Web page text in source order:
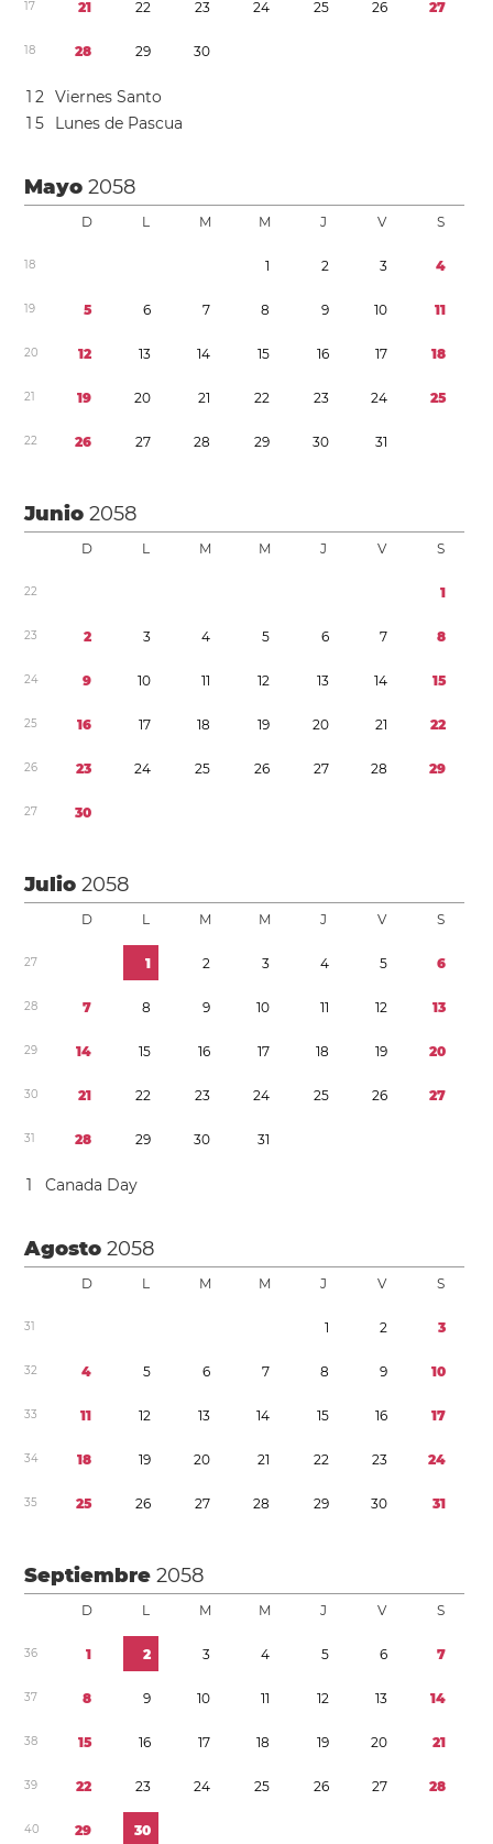
17 21 22 23 24 25 26 27
18 28 29 30
1 2 Viernes Santo
1 5 Lunes de Pascua
Mayo2058
D L M M J V S
18 1 2 3 4
19 5 6 7 8 9 10 11
20 12 13 14 15 16 17 18
21 19 20 21 22 23 24 25
22 26 27 28 29 30 31
Junio2058
D L M M J V S
22 1
23 2 3 4 5 6 7 8
24 9 10 11 12 13 14 15
25 16 17 18 19 20 21 22
26 23 24 25 26 27 28 29
27 30
Julio2058
D L M M J V S
27 1 2 3 4 5 6
28 7 8 9 10 11 12 13
29 14 15 16 17 18 19 20
30 21 22 23 24 25 26 27
31 28 29 30 31
1 Canada Day
Agosto2058
D L M M J V S
31 1 2 3
32 4 5 6 7 8 9 10
33 11 12 13 14 15 16 17
34 18 19 20 21 22 23 24
35 25 26 27 28 29 30 31
Septiembre2058
D L M M J V S
36 1 2 3 4 5 6 7
37 8 9 10 11 12 13 14
38 15 16 17 18 19 20 21
39 22 23 24 25 26 27 28
40 29 30